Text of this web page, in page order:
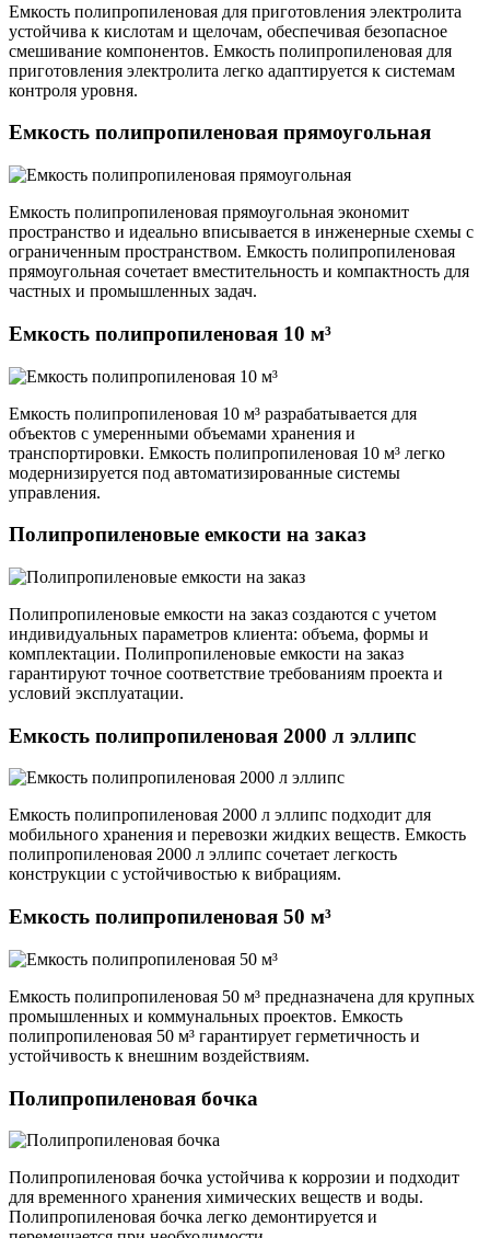
Емкость полипропиленовая для приготовления электролита
устойчива к кислотам и щелочам, обеспечивая безопасное
смешивание компонентов. Емкость полипропиленовая для
приготовления электролита легко адаптируется к системам
контроля уровня.
Емкость полипропиленовая прямоугольная
Емкость полипропиленовая прямоугольная экономит
пространство и идеально вписывается в инженерные схемы с
ограниченным пространством. Емкость полипропиленовая
прямоугольная сочетает вместительность и компактность для
частных и промышленных задач.
Емкость полипропиленовая 10 м³
Емкость полипропиленовая 10 м³ разрабатывается для
объектов с умеренными объемами хранения и
транспортировки. Емкость полипропиленовая 10 м³ легко
модернизируется под автоматизированные системы
управления.
Полипропиленовые емкости на заказ
Полипропиленовые емкости на заказ создаются с учетом
индивидуальных параметров клиента: объема, формы и
комплектации. Полипропиленовые емкости на заказ
гарантируют точное соответствие требованиям проекта и
условий эксплуатации.
Емкость полипропиленовая 2000 л эллипс
Емкость полипропиленовая 2000 л эллипс подходит для
мобильного хранения и перевозки жидких веществ. Емкость
полипропиленовая 2000 л эллипс сочетает легкость
конструкции с устойчивостью к вибрациям.
Емкость полипропиленовая 50 м³
Емкость полипропиленовая 50 м³ предназначена для крупных
промышленных и коммунальных проектов. Емкость
полипропиленовая 50 м³ гарантирует герметичность и
устойчивость к внешним воздействиям.
Полипропиленовая бочка
Полипропиленовая бочка устойчива к коррозии и подходит
для временного хранения химических веществ и воды.
Полипропиленовая бочка легко демонтируется и